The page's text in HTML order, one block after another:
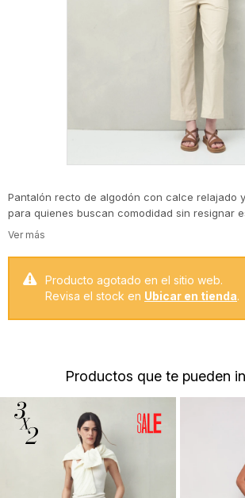
Pantalón recto de algodón con calce relajado
para quienes buscan comodidad sin resignar
parche y las líneas simples le dan un aire
urbanos o casuales. Una prenda que se
ocasiones, fácil de combinar y atemporal.
Producto agotado en el sitio web.
Revisa el stock en Ubicar en tienda.
Productos que te pueden